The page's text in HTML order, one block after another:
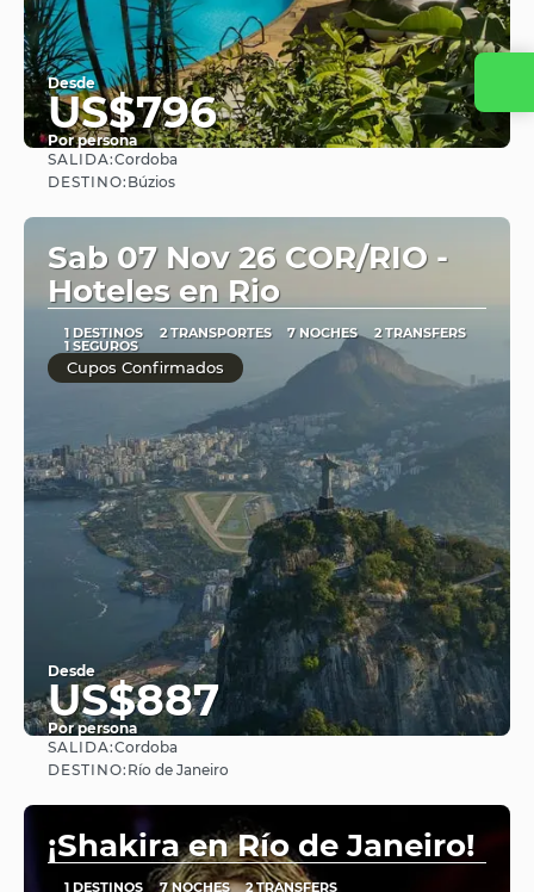
Desde
US$796
Por persona
SALIDA:Cordoba
DESTINO: Búzios
Sab 07 Nov 26 COR/RIO -
Hoteles en Rio
1 DESTINOS 2 TRANSPORTES 7 NOCHES 2 TRANSFERS
1 SEGUROS
Cupos Confirmados
Desde
US$887
Por persona
SALIDA:Cordoba
DESTINO: Río de Janeiro
¡Shakira en Río de Janeiro!
1 DESTINOS 7 NOCHES 2 TRANSFERS